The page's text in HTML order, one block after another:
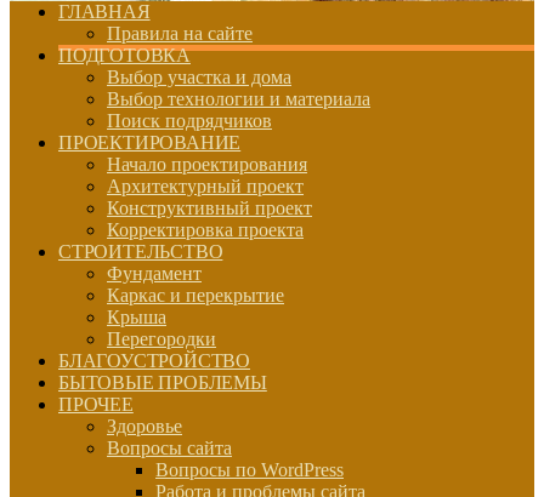
ГЛАВНАЯ
Правила на сайте
ПОДГОТОВКА
Выбор участка и дома
Выбор технологии и материала
Поиск подрядчиков
ПРОЕКТИРОВАНИЕ
Начало проектирования
Архитектурный проект
Конструктивный проект
Корректировка проекта
СТРОИТЕЛЬСТВО
Фундамент
Каркас и перекрытие
Крыша
Перегородки
БЛАГОУСТРОЙСТВО
БЫТОВЫЕ ПРОБЛЕМЫ
ПРОЧЕЕ
Здоровье
Вопросы сайта
Вопросы по WordPress
Работа и проблемы сайта